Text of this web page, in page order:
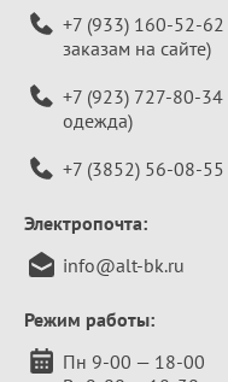
+7 (933) 160-52-62
заказам на сайте)
+7 (923) 727-80-34
одежда)
+7 (3852) 56-08-55
Электропочта:
info@alt-bk.ru
Режим работы:
Пн 9-00 — 18-00